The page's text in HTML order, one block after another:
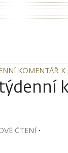
KOMENTÁŘ
KOMENTÁŘ K
ČTENÍ・